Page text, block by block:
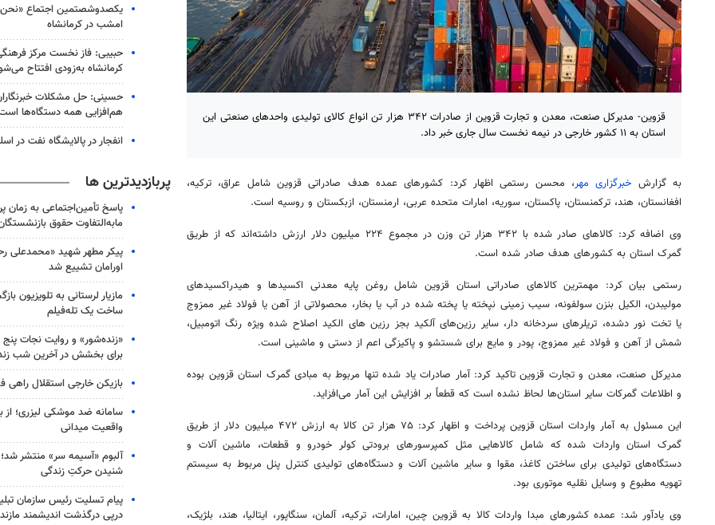
قزوین- مدیرکل صنعت، معدن و تجارت قزوین از صادرات ۳۴۲ هزار تن انواع کالای تولیدی واحدهای صنعتی این
استان به ۱۱ کشور خارجی در نیمه نخست سال جاری خبر داد.
به گزارش خبرگزاری مهر، محسن رستمی اظهار کرد: کشورهای عمده هدف صادراتی قزوین شامل عراق، ترکیه،
افغانستان، هند، ترکمنستان، پاکستان، سوریه، امارات متحده عربی، ارمنستان، ازبکستان و روسیه است.
وی اضافه کرد: کالاهای صادر شده با ۳۴۲ هزار تن وزن در مجموع ۲۲۴ میلیون دلار ارزش داشته‌اند که از طریق
گمرک استان به کشورهای هدف صادر شده است.
رستمی بیان کرد: مهمترین کالاهای صادراتی استان قزوین شامل روغن پایه معدنی اکسیدها و هیدراکسیدهای
مولیبدن، الکیل بنزنسولفونه، سیب زمینی نپخته یا پخته شده در آب یا بخار، محصولاتی از آهن یا فولاد غیر ممزوج
یا تخت نوردشده، تریلرهایسردخانه دار، سایر رزین‌هایآلکیدبجز رزین های الکید اصلاح شده ویژه رنگ اتومبیل،
شمش از آهن و فولاد غیر ممزوج، پودر و مایع برای شستشو و پاکیزگی اعم از دستی و ماشینی است.
مدیرکل صنعت، معدن و تجارت قزوین تاکید کرد: آمار صادرات یاد شده تنها مربوط به مبادیگمرک استان قزوین بوده
و اطلاعات گمرکات سایر استان‌ها لحاظ نشده است که قطعاً بر افزایش این آمار می‌افزاید.
این مسئول به آمار واردات استان قزوین پرداخت و اظهار کرد: ۷۵ هزار تن کالا به ارزش ۴۷۲ میلیون دلار از طریق
گمرک استان واردات شده که شامل کالاهایی مثل کمپرسورهای برودتی کولر خودرو و قطعات، ماشین آلات و
دستگاه‌های تولیدی برای ساختن کاغذ، مقوا و سایر ماشین آلات و دستگاه‌های تولیدی کنترل پنلمربوط به سیستم
تهویه مطبوع و وسایل نقلیه موتوری بود.
وی یادآور شد: عمده کشورهای مبدا واردات کالا به قزوین چین، امارات، ترکیه، آلمان، سنگاپور، ایتالیا، هند، بلژیک،
یکصدوشصتمین اجتماع «نحن
امشب در کرمانشاه
حبیبی: فاز نخست مرکز
کرمانشاه به‌زودی افتتاح
حسینی: حل مشکلات
هم‌افزایی همه دستگاه‌ها
انفجار در پالایشگاه نفت در
پربازدیدترین ها
پاسخ تأمین‌اجتماعی به زمان
مابه‌التفاوت حقوق
پیکر مطهر شهید «محمدعلی
اورامان تشییع شد
مازیار لرستانی به تلویزیون
ساخت یک تله‌فیلم
«زنده‌شور» و روایت نجات
برای بخشش در آخرین شب
بازیکن خارجی استقلال راهی
سامانه ضد موشکی لیزری؛ از
واقعیت میدانی
آلبوم «آسیمه سر» منتشر
شنیدن حرکتِ زندگی
پیام تسلیت رئیس سازمان
درپی درگذشت اندیشمند